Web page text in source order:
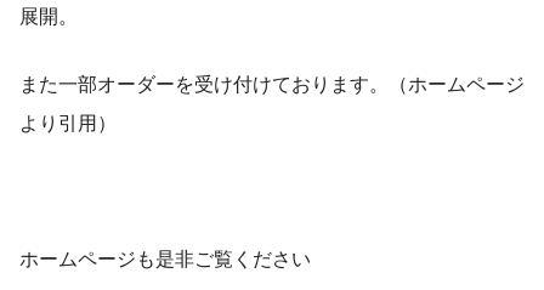
展開。
また一部オーダーを受け付けております。（ホームページ
より引用）
ホームページも是非ご覧ください